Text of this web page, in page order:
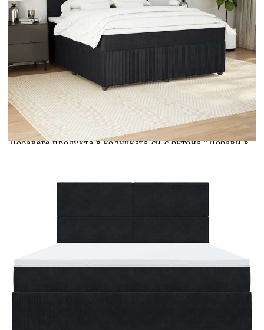
Предоставената таблица е с информационна цел.
Добавете продукта в количката си с бутона "Добави в
количката" и при поръчка ще можете да изберете броя
вноски на кредита.
Предоставената таблица е с информационна цел.
Добавете продукта в количката си с бутона "Добави в
количката" и при поръчка ще можете да изберете броя
вноски на кредита.
Предоставената таблица е с информационна цел.
Добавете продукта в количката си с бутона "Добави в
Отложено до 30 дни от момента на изпращане на
400 лв. / €204,52
поръчката си на момента с карта. Останалата сума се
разделя на 3 равни месечни вноски без оскъпяване. За
покупки на стойност до 1000 лв. / €511.31
Плащане на 6 вноски. Стойността на поръчката се
покупки на стойност до 2000 лв. / €1022.61